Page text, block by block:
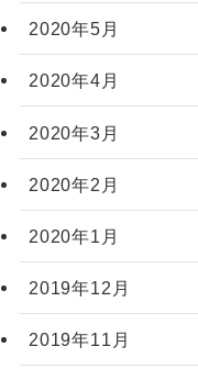
2020年5月
2020年4月
2020年3月
2020年2月
2020年1月
2019年12月
2019年11月